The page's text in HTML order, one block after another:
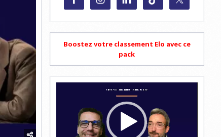
Boostez votre classement Elo avec ce
pack